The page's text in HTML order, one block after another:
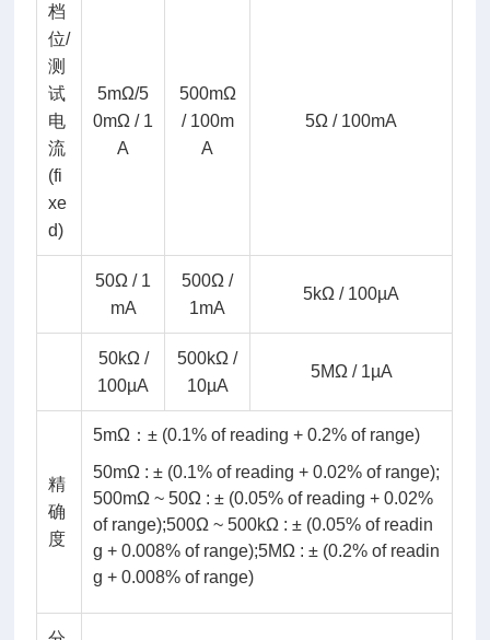
档
位/
测
试
电
流
(fi
xe
d)
5mΩ/5
0mΩ / 1
A
500mΩ
/ 100m
A
5Ω / 100mA
50Ω / 1
mA
500Ω /
1mA
5kΩ / 100µA
50kΩ /
100µA
500kΩ /
10µA
5MΩ / 1µA
精
确
度
5mΩ：± (0.1% of reading + 0.2% of range)
50mΩ : ± (0.1% of reading + 0.02% of range);
500mΩ ~ 50Ω : ± (0.05% of reading + 0.02%
of range);500Ω ~ 500kΩ : ± (0.05% of readin
g + 0.008% of range);5MΩ : ± (0.2% of readin
g + 0.008% of range)